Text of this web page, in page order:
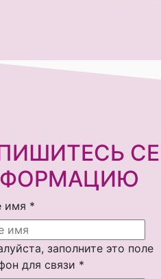
имя *
заполните это поле
для связи *